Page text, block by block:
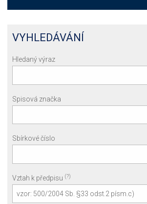
VYHLEDÁVÁNÍ
Hledaný výraz
Spisová značka
Sbírkové číslo
Vztah k předpisu (?)